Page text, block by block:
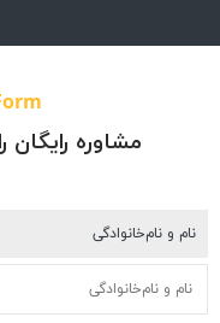
Form
مشاوره رایگان
و نام‌خانوادگی